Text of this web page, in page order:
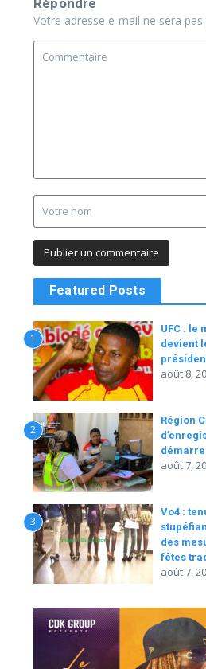
Répondre
Votre adresse e-mail ne sera pas
Featured Posts
1
UFC : le
devient
août 8,
2
Région
démarre
août 7,
3
Vo4 :
des
fêtes
août 7,